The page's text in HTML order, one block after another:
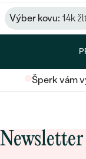
Výber kovu: 14k
Šperk vám
Newsletter